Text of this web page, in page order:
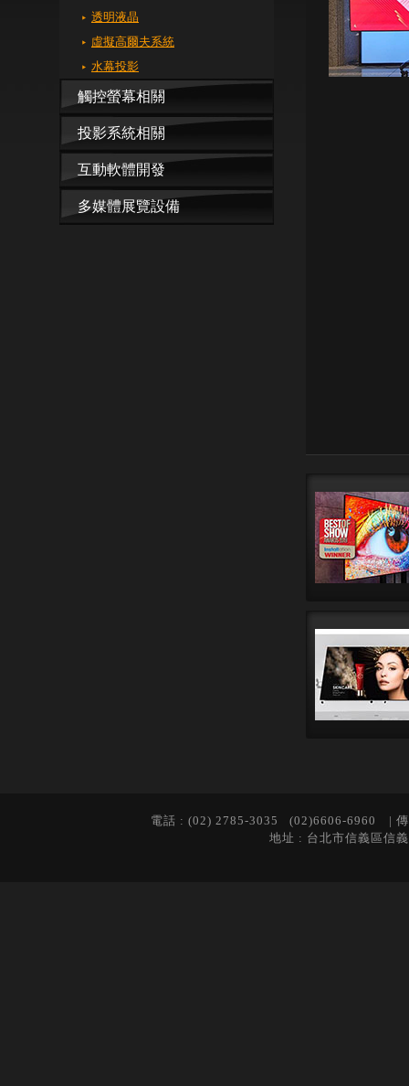
透明液晶
虛擬高爾夫系統
水幕投影
觸控螢幕相關
投影系統相關
互動軟體開發
多媒體展覽設備
電話 : (02) 2785-3035 (02)6606-6960 |
地址 : 台北市信義區信